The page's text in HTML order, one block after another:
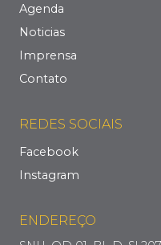
Agenda
Noticias
Imprensa
Contato
REDES SOCIAIS
Facebook
Instagram
ENDEREÇO